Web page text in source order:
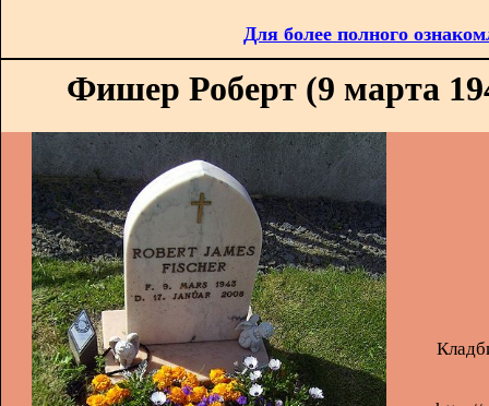
Для более полного
Фишер Роберт (9 марта